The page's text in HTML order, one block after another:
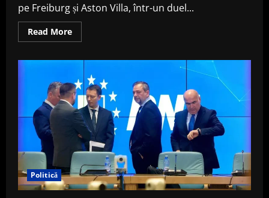
pe Freiburg și Aston Villa, într-un duel...
Read MoreRead
more
vede
la
TV
finala
Europa
League
2026.
La
ce
oră
începe
Freiburg
–
Aston
Villa
Politică